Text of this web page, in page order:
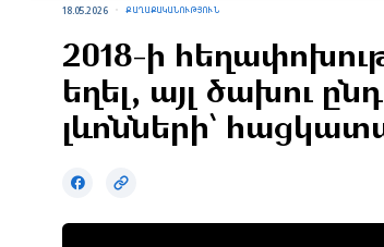
18.05.2026 ՔԱՂԱՔԱԿԱՆՈՒԹՅՈՒՆ
2018-ի
եղել, այլ ծախու
լևոնների՝